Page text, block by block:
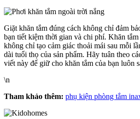
Giặt khăn tắm đúng cách không chỉ đảm
bạn tiết kiệm thời gian và chi phí. Khăn tắm
không chỉ tạo cảm giác thoải mái sau mỗi
dài tuổi thọ của sản phẩm. Hãy tuân theo
viết này để giữ cho khăn tắm của bạn luôn
\n
Tham khảo thêm: phụ kiện phòng tắm